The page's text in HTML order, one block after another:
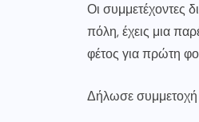
Οι συμμετέχοντες
πόλη, έχεις μια
φέτος για πρώτη
Δήλωσε συμμετοχή